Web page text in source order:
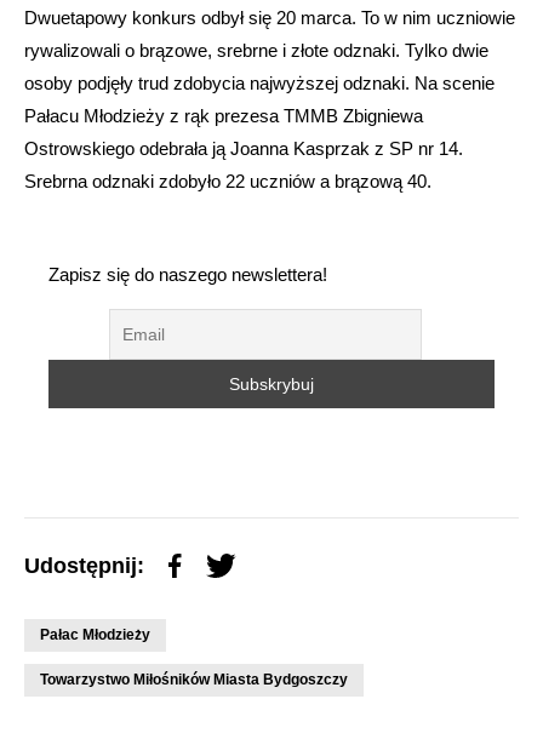
Dwuetapowy konkurs odbył się 20 marca. To w nim uczniowie
rywalizowali o brązowe, srebrne i złote odznaki. Tylko dwie
osoby podjęły trud zdobycia najwyższej odznaki. Na scenie
Pałacu Młodzieży z rąk prezesa TMMB Zbigniewa
Ostrowskiego odebrała ją Joanna Kasprzak z SP nr 14.
Srebrna odznaki zdobyło 22 uczniów a brązową 40.
Zapisz się do naszego newslettera!
Udostępnij:
Pałac Młodzieży
Towarzystwo Miłośników Miasta Bydgoszczy